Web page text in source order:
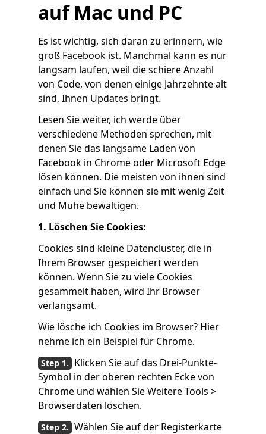
auf Mac und PC
Es ist wichtig, sich daran zu erinnern, wie
groß Facebook ist. Manchmal kann es nur
langsam laufen, weil die schiere Anzahl
von Code, von denen einige Jahrzehnte alt
sind, Ihnen Updates bringt.
Lesen Sie weiter, ich werde über
verschiedene Methoden sprechen, mit
denen Sie das langsame Laden von
Facebook in Chrome oder Microsoft Edge
lösen können. Die meisten von ihnen sind
einfach und Sie können sie mit wenig Zeit
und Mühe bewältigen.
1. Löschen Sie Cookies:
Cookies sind kleine Datencluster, die in
Ihrem Browser gespeichert werden
können. Wenn Sie zu viele Cookies
gesammelt haben, wird Ihr Browser
verlangsamt.
Wie lösche ich Cookies im Browser? Hier
nehme ich ein Beispiel für Chrome.
Klicken Sie auf das Drei-Punkte-
Symbol in der oberen rechten Ecke von
Chrome und wählen Sie Weitere Tools >
Browserdaten löschen.
Wählen Sie auf der Registerkarte